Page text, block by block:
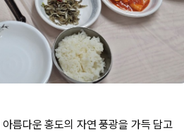
름다운 홍도의 자연 풍광을 가득 담고